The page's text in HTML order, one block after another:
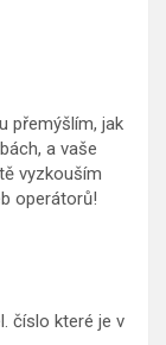
přemýšlím, jak
a vaše
vyzkouším
operátorů!
číslo které je v